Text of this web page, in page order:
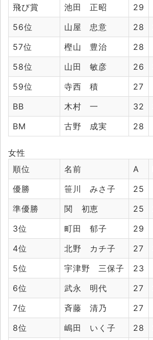
飛び賞 池田 正昭 29
56位
山屋 忠意 28
57位
樫山 豊治 28
58位
山田 敏彦 26
59位
寺西 積 27
BB
木村 一 32
BM
古野 成実 28
女性
順位
名前 A
優勝
笹川 みさ子 25
準優勝
関 初恵 25
3位
町田 郁子 29
4位
北野 カチ子 27
5位
宇津野 三保子 23
6位
武永 明代 27
7位
斉藤 清乃 27
8位
嶋田 いく子 28